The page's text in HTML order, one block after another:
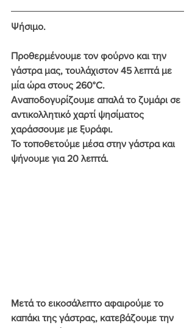
Ψήσιμο.
Προθερμένουμε τον φούρνο και την
γάστρα μας, τουλάχιστον 45 λεπτά με
μία ώρα στους 260°C.
Αναποδογυρίζουμε απαλά το ζυμάρι σε
αντικολλητικό χαρτί ψησίματος
χαράσσουμε με ξυράφι.
Το τοποθετούμε μέσα στην γάστρα και
ψήνουμε για 20 λεπτά.
Μετά το εικοσάλεπτο αφαιρούμε το
καπάκι της γάστρας, κατεβάζουμε την